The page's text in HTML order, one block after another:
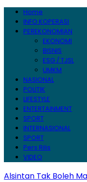
Home
INFO KOPERASI
PEREKONOMIAN
EKONOMI
BISNIS
ESG / TJSL
UMKM
NASIONAL
POLITIK
LIFESTYLE
ENTERTAINMENT
SPORT
INTERNASIONAL
SPORT
Pers Rilis
VIDEO
Alsintan Tak Boleh